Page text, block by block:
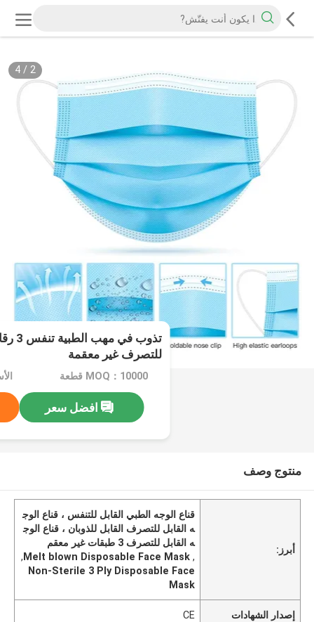
2
/
4
تذوب
للتصرف غير معقمة
MOQ：10000 قطعة
افضل سعر
منتوج وصف
أبرز:
قناع الوجه الطبي القابل للتنفس ، قناع الوج
ه القابل للتصرف القابل للذوبان ، قناع الوج
ه القابل للتصرف 3 طبقات غير معقم
,
Melt blown Disposable Face Mask
,
Non-Sterile 3 Ply Disposable Face
Mask
إصدار الشهادات CE